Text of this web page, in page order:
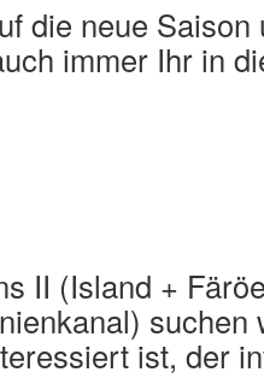
die neue
immer Ihr in
II (Island +
suchen
ist, der